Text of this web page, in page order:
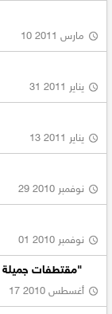
10 مارس 2011
31 يناير 2011
13 يناير 2011
29 نوفمبر 2010
01 نوفمبر 2010
مقتطفات جميلة من كتاب "حياة في الإدارة" للدكتور "غازي القصيبي"
17 أغسطس 2010